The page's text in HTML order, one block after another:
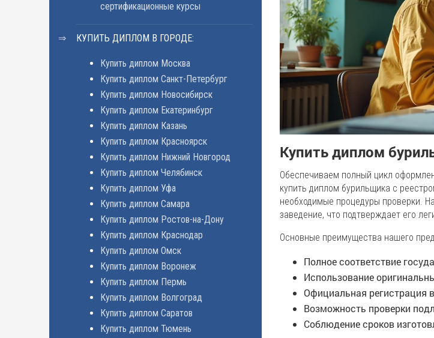
сертификационные курсы
КУПИТЬ ДИПЛОМ В ГОРОДЕ:
Купить диплом Москва
Купить диплом Санкт-Петербург
Купить диплом Новосибирск
Купить диплом Екатеринбург
Купить диплом Казань
Купить диплом Красноярск
Купить диплом Нижний Новгород
Купить диплом Челябинск
Купить диплом Уфа
Купить диплом Самара
Купить диплом Ростов-на-Дону
Купить диплом Краснодар
Купить диплом Омск
Купить диплом Воронеж
Купить диплом Пермь
Купить диплом Волгоград
Купить диплом Саратов
Купить диплом Тюмень
Купить диплом
Обеспечиваем полный цикл
купить диплом бурильщика с
необходимые процедуры проверки.
заведение, что подтверждает его
Основные преимущества нашего
Полное соответствие
Использование
Официальная регистрация
Возможность проверки
Соблюдение сроков